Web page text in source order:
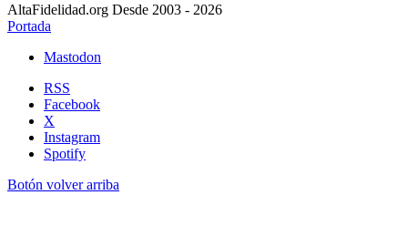
AltaFidelidad.org Desde 2003 - 2026
Portada
Mastodon
RSS
Facebook
X
Instagram
Spotify
Botón volver arriba